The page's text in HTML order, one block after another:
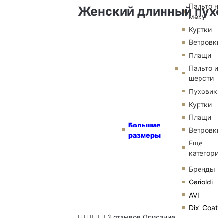
Большие
размеры
Пальто
меху
Куртки
Плащи
Пальто
шерсти
Куртки
Плащи
Еще
Бренды
Garioldi
AVI
Dixi Coat
Женский длинный